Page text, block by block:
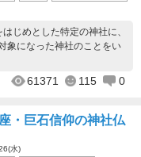
じめとした特定の神社に、
象になった神社のことをい
61371 115 0
巨石信仰の神社仏
水)